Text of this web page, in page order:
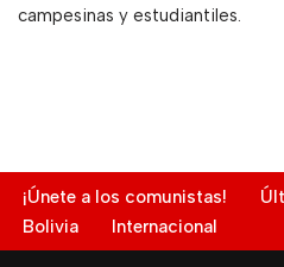
campesinas y estudiantiles.
¡Únete a los comunistas!
Bolivia
Internacional